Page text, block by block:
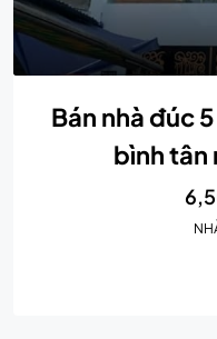
Bán nhà đúc
bình tân